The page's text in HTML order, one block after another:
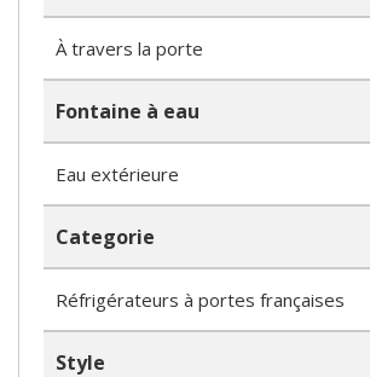
À travers la porte
Fontaine à eau
Eau extérieure
Categorie
Réfrigérateurs à portes françaises
Style